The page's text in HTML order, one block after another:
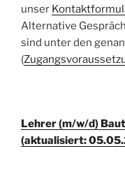
unser
Alternative
sind unter den
(
Lehrer (m/w/d)
(aktualisiert: